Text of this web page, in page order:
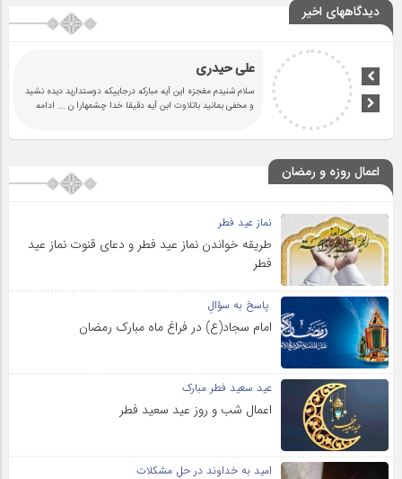
دیدگاههای اخیر
علی حیدری
سلام شنیدم مغجزه این آیه مبارکه درجاییکه دوستدارید دیده نشید
و مخفی بمانید باتلاوت ابن آیه دقیقا خدا چشمهارا ن ... ادامه
اعمال روزه و رمضان
نماز عید فطر
طریقه خواندن نماز عید فطر و دعای قنوت نماز عید
فطر
پاسخ به سؤالِ
امام سجاد(ع) در فراغ ماه مبارک رمضان
عید سعید فطر مبارک
اعمال شب و روز عید سعید فطر
امید به خداوند در حل مشکلات